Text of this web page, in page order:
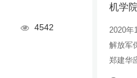
4542
机学
2020年
解放军
郑建华